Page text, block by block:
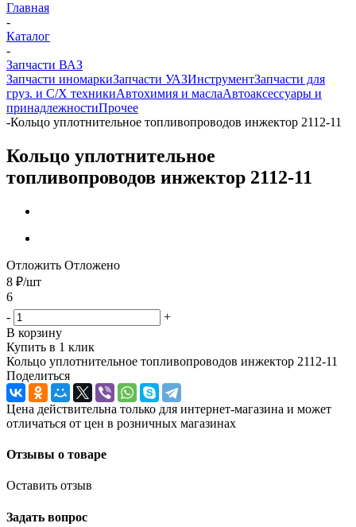
Главная
-
Каталог
-
Запчасти ВАЗ
Запчасти иномаркиЗапчасти УАЗИнструментЗапчасти для
груз. и С/Х техникиАвтохимия и маслаАвтоаксессуары и
принадлежностиПрочее
-Кольцо уплотнительное топливопроводов инжектор 2112-11
Кольцо уплотнительное
топливопроводов инжектор 2112-11
Отложить Отложено
8 ₽/шт
6
-
+
В корзину
Купить в 1 клик
Кольцо уплотнительное топливопроводов инжектор 2112-11
Поделиться
Цена действительна только для интернет-магазина и может
отличаться от цен в розничных магазинах
Отзывы о товаре
Оставить отзыв
Задать вопрос